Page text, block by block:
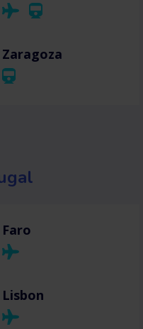
Zaragoza
Faro
Lisbon